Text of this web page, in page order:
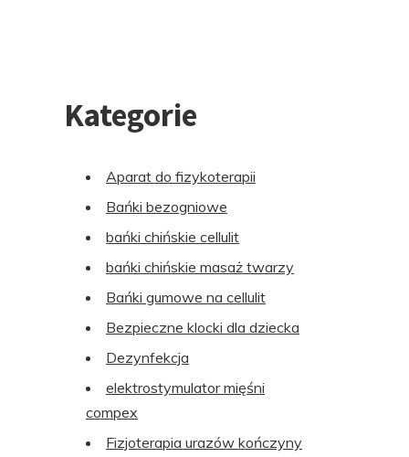
Kategorie
Aparat do fizykoterapii
Bańki bezogniowe
bańki chińskie cellulit
bańki chińskie masaż twarzy
Bańki gumowe na cellulit
Bezpieczne klocki dla dziecka
Dezynfekcja
elektrostymulator mięśni
compex
Fizjoterapia urazów kończyny